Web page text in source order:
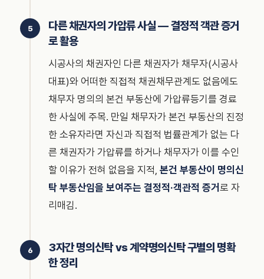
다른 채권자의 가압류 사실 — 결정적 객관 증거
로 활용
시공사의 채권자인 다른 채권자가 채무자(시공사
대표)와 어떠한 직접적 채권채무관계도 없음에도
채무자 명의의 본건 부동산에 가압류등기를 경료
한 사실에 주목. 만일 채무자가 본건 부동산의 진정
한 소유자라면 자신과 직접적 법률관계가 없는 다
른 채권자가 가압류를 하거나 채무자가 이를 수인
할 이유가 전혀 없음을 지적, 본건 부동산이 명의신
탁 부동산임을 보여주는 결정적·객관적 증거 로 자
리매김.
3자간 명의신탁 vs 계약명의신탁 구별의 명확
한 정리